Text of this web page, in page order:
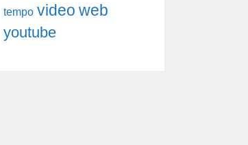
tempo video web
youtube